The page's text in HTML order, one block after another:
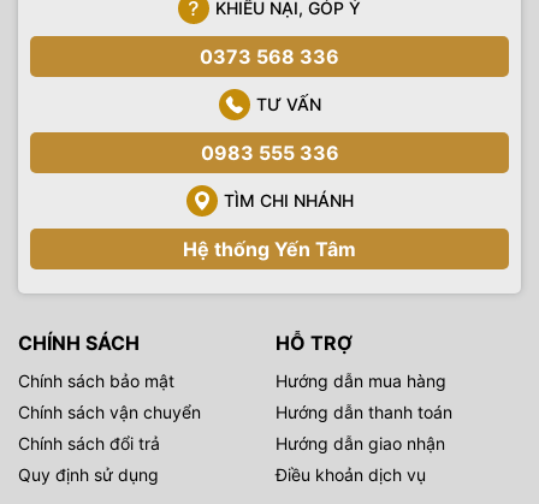
KHIẾU NẠI, GÓP Ý
0373 568 336
TƯ VẤN
0983 555 336
TÌM CHI NHÁNH
Hệ thống Yến Tâm
CHÍNH SÁCH
Chính sách bảo mật
Chính sách vận chuyển
Chính sách đổi trả
Quy định sử dụng
HỖ TRỢ
Hướng dẫn mua hàng
Hướng dẫn thanh toán
Hướng dẫn giao nhận
Điều khoản dịch vụ